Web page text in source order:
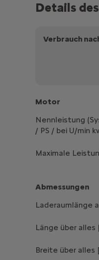
Details
Verbrauch
Motor
Nennleistung
/ PS / bei U/min
Maximale
Abmessungen
Laderaumlänge
Länge über alles
Breite über alles